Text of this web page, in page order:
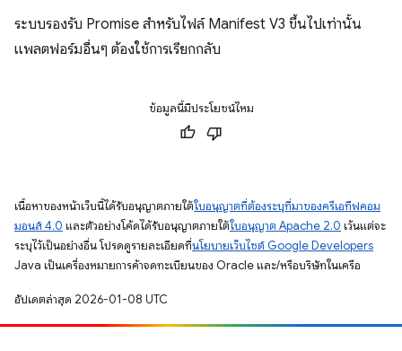
ระบบรองรับ Promise สำหรับไฟล์ Manifest V3 ขึ้นไปเท่านั้น
แพลตฟอร์มอื่นๆ ต้องใช้การเรียกกลับ
ข้อมูลนี้มีประโยชน์ไหม
เนื้อหาของหน้าเว็บนี้ได้รับอนุญาตภายใต้ใบอนุญาตที่ต้องระบุที่มาของครีเอทีฟคอม
มอนส์ 4.0 และตัวอย่างโค้ดได้รับอนุญาตภายใต้ใบอนุญาต Apache 2.0 เว้นแต่จะ
ระบุไว้เป็นอย่างอื่น โปรดดูรายละเอียดที่นโยบายเว็บไซต์ Google Developers
Java เป็นเครื่องหมายการค้าจดทะเบียนของ Oracle และ/หรือบริษัทในเครือ
อัปเดตล่าสุด 2026-01-08 UTC